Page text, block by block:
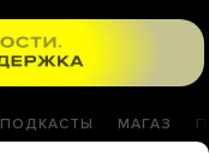
ПОДКАСТЫ МАГАЗ